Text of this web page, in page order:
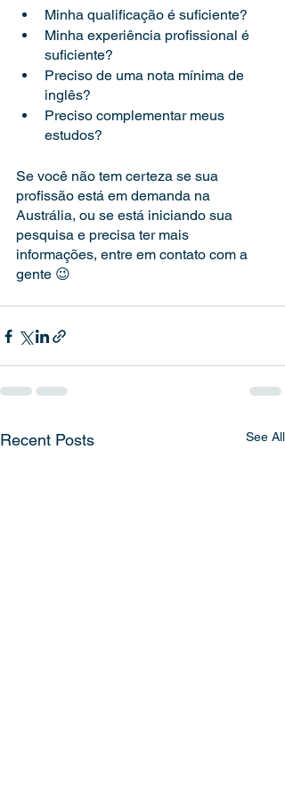
Minha qualificação é suficiente?
Minha experiência profissional é
suficiente?
Preciso de uma nota mínima de
inglês?
Preciso complementar meus
estudos?
Se você não tem certeza se sua
profissão está em demanda na
Austrália, ou se está iniciando sua
pesquisa e precisa ter mais
informações, entre em contato com a
gente 😉
Recent Posts See All